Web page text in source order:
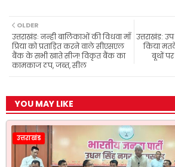
b
o
o
k
A
p
p
r
a
m
e
r
उत्तराखंड:
किया
बूथों
OLDER
उत्तराखंडः नन्ही बालिकाओं की विधवा माँ
प्रिया को प्रताड़ित करने वाले सीएसएल
बैंक के सभी खाते सीज! विकृत बैंक का
कामकाज ठप, जब्त, सील
YOU MAY LIKE
उत्तराखंड